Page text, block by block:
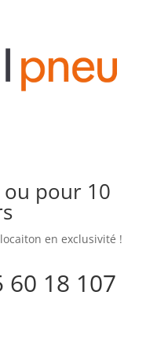
ou pour 10
en exclusivité !
60 18 107